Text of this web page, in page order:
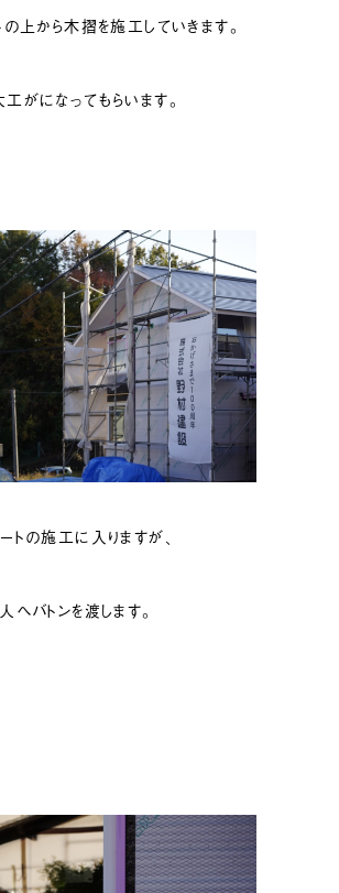
の上から木摺を施工していきます。
がになってもらいます。
トの施工に入りますが、
へバトンを渡します。